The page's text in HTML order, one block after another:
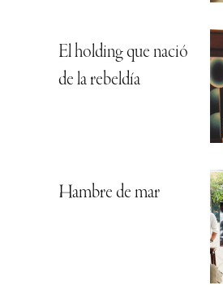
El holding que nació
de la rebeldía
Hambre de mar